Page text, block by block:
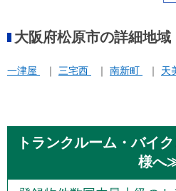
大阪府松原市の詳細地域
一津屋 三宅西 南新町 天
トランクルーム・バイ
様へ